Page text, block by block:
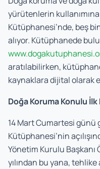
yürütenlerin kullanımına
Kütüphanesi’nde, beş
alıyor. Kütüphanede
aratılabilirken,
kaynaklara dijital olarak
Doğa Koruma Konulu
14 Mart Cumartesi günü
Kütüphanesi’nin
Yönetim Kurulu Başkanı
yılından bu yana,